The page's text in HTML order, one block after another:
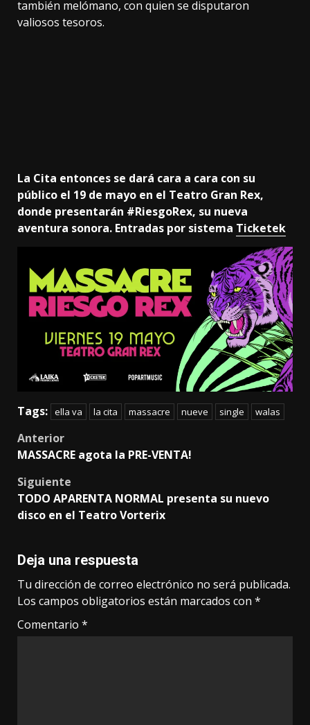
también melómano, con quien se disputaron
valiosos tesoros.
La Cita entonces se dará cara a cara con su
público el 19 de mayo en el Teatro Gran Rex,
donde presentarán #RiesgoRex, su nueva
aventura sonora. Entradas por sistema Ticketek
Tags: ella va la cita massacre nueve single walas
Post
navigation
Anterior
MASSACRE agota la PRE-VENTA!
Siguiente
TODO APARENTA NORMAL presenta su nuevo
disco en el Teatro Vorterix
Deja una respuesta
Tu dirección de correo electrónico no será publicada.
Los campos obligatorios están marcados con *
Comentario *